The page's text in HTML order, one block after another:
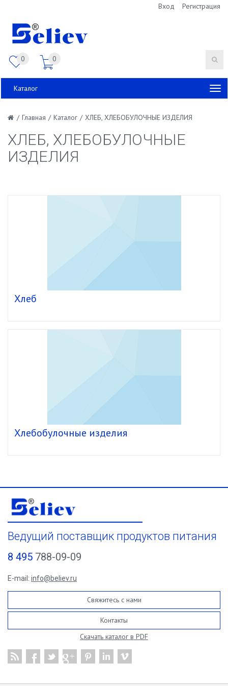
Вход Регистрация
0 0
Каталог
/ Главная / Каталог / ХЛЕБ, ХЛЕБОБУЛОЧНЫЕ ИЗДЕЛИЯ
ХЛЕБ, ХЛЕБОБУЛОЧНЫЕ
ИЗДЕЛИЯ
Хлеб
Хлебобулочные изделия
Ведущий поставщик продуктов питания
8 495 788-09-09
E-mail: info@believ.ru
Свяжитесь с нами
Контакты
Скачать каталог в PDF